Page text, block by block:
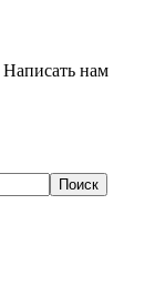
Написать нам